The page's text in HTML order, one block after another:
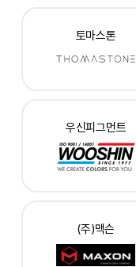
토마스톤
우신피그먼트
(주)맥슨